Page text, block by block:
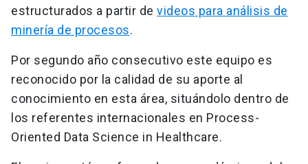
estructurados a partir de videos para análisis de
minería de procesos.
Por segundo año consecutivo este equipo es
reconocido por la calidad de su aporte al
conocimiento en esta área, situándolo dentro de
los referentes internacionales en Process-
Oriented Data Science in Healthcare.